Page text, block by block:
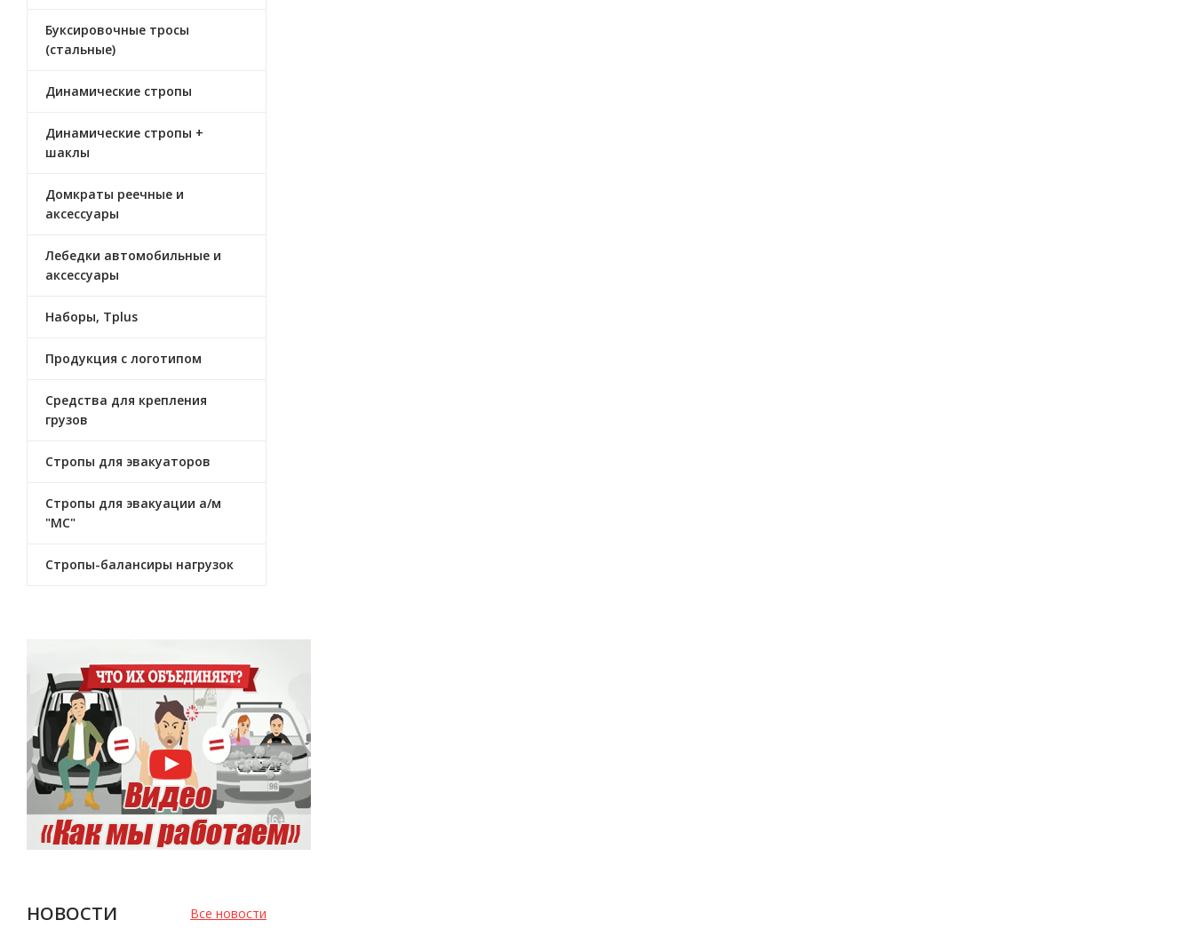
Буксировочные тросы
(стальные)
Динамические стропы
Динамические стропы +
шаклы
Домкраты реечные и
аксессуары
Лебедки автомобильные и
аксеcсуары
Наборы, Tplus
Продукция с логотипом
Средства для крепления
грузов
Стропы для эвакуаторов
Стропы для эвакуации а/м
"МС"
Стропы-балансиры нагрузок
Все новости
НОВОСТИ